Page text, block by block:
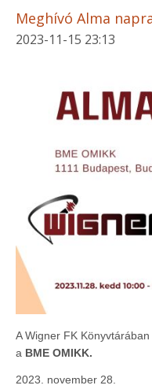
Meghívó Alma
2023-11-15 23:13
A Wigner FK
a BME OMIKK.
2023. november 28.